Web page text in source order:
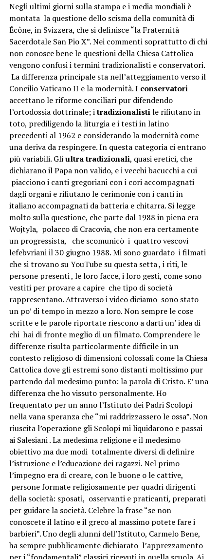
Negli ultimi giorni sulla stampa e i media mondiali è
montata la questione dello scisma della comunità di
Écône, in Svizzera, che si definisce “la Fraternità
Sacerdotale San Pio X”. Nei commenti soprattutto di chi
non conosce bene le questioni della Chiesa Cattolica
vengono confusi i termini tradizionalisti e conservatori.
La differenza principale sta nell’atteggiamento verso il
Concilio Vaticano II e la modernità. I conservatori
accettano le riforme conciliari pur difendendo
l’ortodossia dottrinale; itradizionalistile rifiutano in
toto, prediligendo la liturgia e i testi in latino
precedenti al 1962 e considerando la modernità come
una deriva da respingere. In questa categoria ci entrano
più variabili. Gliultra tradizionali, quasi eretici, che
dichiarano il Papa non valido, e i vecchi bacucchi a cui
piacciono i canti gregoriani con i cori accompagnati
dagli organi e rifiutano le cerimonie con i canti in
italiano accompagnati da batteria e chitarra. Si legge
molto sulla questione, che parte dal 1988 in piena era
Wojtyla, polacco di Cracovia, che non era certamente
un progressista, che scomunicò i quattro vescovi
lefebvriani il 30 giugno 1988. Mi sono guardato i filmati
che si trovano su YouTube su questa setta , i riti, le
persone presenti , le loro facce, i loro gesti, come sono
vestiti per provare a capire che tipo di società
rappresentano. Attraverso i video diciamo sono stato
un po’ di tempo in mezzo a loro. Non sempre le cose
scritte e le parole riportate riescono a darti un’ idea di
chi hai di fronte meglio di un filmato. Comprendere le
differenze risulta particolarmente difficile in un
contesto religioso di dimensioni colossali come la Chiesa
Cattolica dove gli estremi sono distanti moltissimo pur
partendo dal medesimo punto: la parola di Cristo. E’ una
differenza che ho vissuto personalmente. Ho
frequentato per un anno l’Istituto dei Padri Scolopi
nella vana speranza che “mi raddrizzassero le ossa”. Non
riuscita l’operazione gli Scolopi mi liquidarono e passai
ai Salesiani . La medesima religione e il medesimo
obiettivo ma due modi totalmente diversi di definire
l’istruzione e l’educazione dei ragazzi. Nel primo
l’impegno era di creare, con le buone o le cattive,
persone formate religiosamente per quadri dirigenti
della società: sposati, osservanti e praticanti, preparati
per guidare la società. Celebre la frase “se non
conoscete il latino e il greco al massimo potete fare i
barbieri”. Uno degli alunni dell’Istituto, Carmelo Bene,
ha sempre pubblicamente dichiarato l’apprezzamento